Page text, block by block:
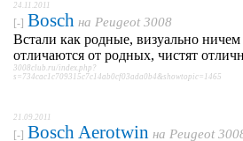
24.11.2011
[-] Bosch на Peugeot 3008
Встали как родные, визуально ничем
отличаются от родных, чистят
3008club.ru/index.php?
s=734cac1c709315c7c14ab0cf03ada0b4&showtopic=1465
21.09.2011
[-] Bosch Aerotwin на Peugeot